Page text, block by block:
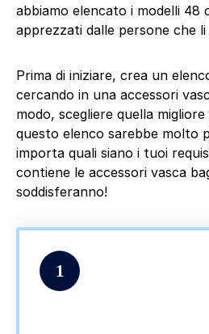
abbiamo elencato i modelli 48
apprezzati dalle persone che li
Prima di iniziare, crea un
cercando in una accessori
modo, scegliere quella
questo elenco sarebbe molto
importa quali siano i tuoi
contiene le accessori vasca
soddisferanno!
1